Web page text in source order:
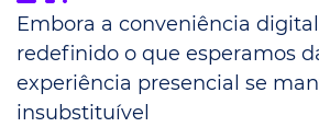
Embora a conveniência
redefinido o que esperamos
experiência presencial se
insubstituível